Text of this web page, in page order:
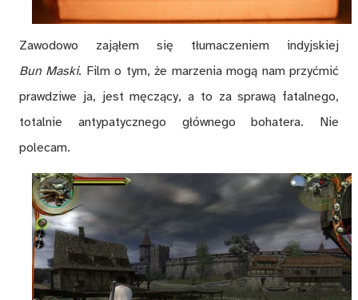
Zawodowo zająłem się tłumaczeniem indyjskiej
Bun Maski. Film o tym, że marzenia mogą nam przyćmić
prawdziwe ja, jest męczący, a to za sprawą fatalnego,
totalnie antypatycznego głównego bohatera. Nie
polecam.